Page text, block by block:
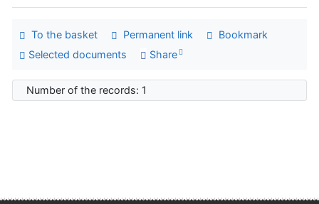
To the basket Permanent link
Bookmark
Selected documents
Share
Number of the records: 1